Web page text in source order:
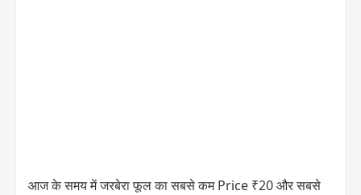
आज के समय में जरबेरा फूल का सबसे कम Price ₹20 और सबसे